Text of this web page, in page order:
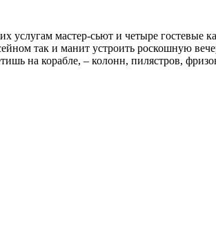
услугам мастер-сьют и четыре
так и манит устроить роскошную
на корабле, – колонн, пилястров,